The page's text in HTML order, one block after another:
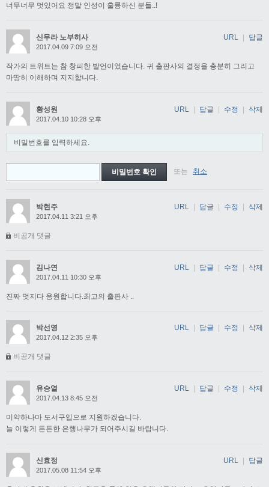
너무너무 멋있어요 정말 인성이 훌륭하신 분들..!
신무라 노부히사
2017.04.09 7:09 오전
작가의 트위트는 참 창피한 발언이었습니다. 귀 출판사의 결정을 충분히 그리고
마땅히 이해하며 지지합니다.
URL | 답글
황성원
2017.04.10 10:28 오후
비밀번호를 입력하세요.
또는 취소
URL | 답글 | 수정 | 삭제
박현주
2017.04.11 3:21 오후
비공개 댓글
URL | 답글 | 수정 | 삭제
김나연
2017.04.11 10:30 오후
진짜 멋지다 응원합니다.최고의 출판사 ..
URL | 답글 | 수정 | 삭제
박선영
2017.04.12 2:35 오후
비공개 댓글
URL 답글 수정 삭제
유승열
2017.04.13 8:45 오전
미약하나마 도서구입으로 지원하겠습니다.
늘 이렇게 든든한 은행나무가 되어주시길 바랍니다.
URL 답글 수정 삭제
신효정
2017.05.08 11:54 오후
URL 답글